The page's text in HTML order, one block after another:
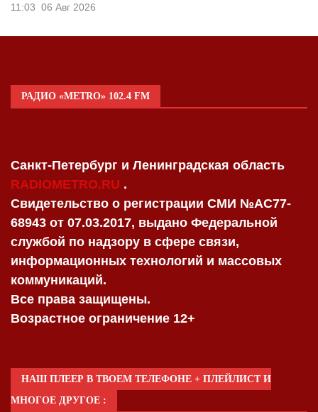
11:03 06 Авг 2026
РАДИО «METRO» 102.4 FM
Санкт-Петербург и Ленинградская область
RADIOMETRO.RU .
Свидетельство о регистрации СМИ №AC77-
68943 от 07.03.2017, выдано Федеральной
службой по надзору в сфере связи,
информационных технологий и массовых
коммуникаций.
Все права защищены.
Возрастное ограничение 12+
НАШ ПЛЕЕР В ТВОЕМ ТЕЛЕФОНЕ + ПЛЕЙЛИСТ И
МНОГОЕ ДРУГОЕ :